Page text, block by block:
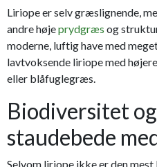
Liriope er selv græslignende,
andre højeprydgræs og
moderne, luftig have med
lavtvoksende liriope med
eller blåfuglegræs.
Biodiversitet
staudebede
Selvom liriope ikke er den